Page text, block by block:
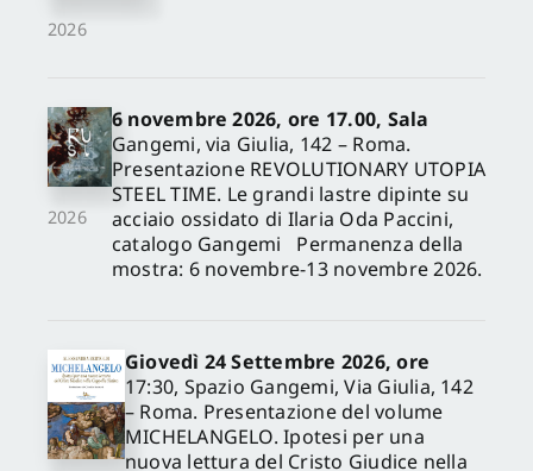
2026
2026
6 novembre 2026, ore 17.00, Sala
Gangemi, via Giulia, 142 – Roma.
Presentazione REVOLUTIONARY UTOPIA
STEEL TIME. Le grandi lastre dipinte su
acciaio ossidato di Ilaria Oda Paccini,
catalogo Gangemi Permanenza della
mostra: 6 novembre-13 novembre 2026.
Giovedì 24 Settembre 2026, ore
17:30, Spazio Gangemi, Via Giulia, 142
– Roma. Presentazione del volume
MICHELANGELO. Ipotesi per una
nuova lettura del Cristo Giudice nella